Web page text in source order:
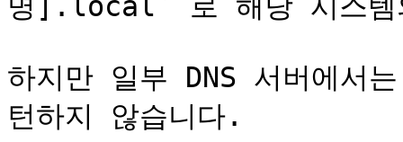
하지만 일부 DNS 서버에서
턴하지 않습니다.